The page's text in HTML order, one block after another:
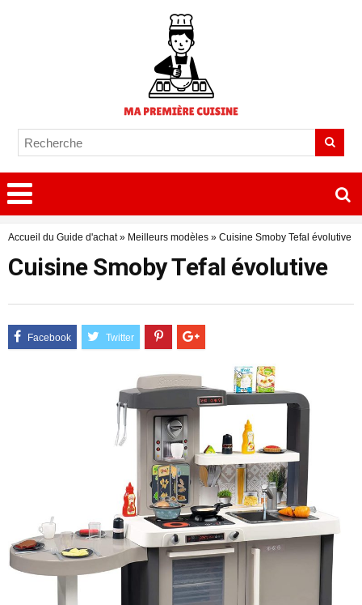
Accueil du Guide d'achat» Meilleurs modèles » Cuisine Smoby Tefal évolutive
Cuisine Smoby Tefal évolutive